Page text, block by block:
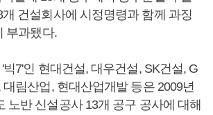
건설회사에 시정명령과 함께 과징
부과됐다.
7'인 현대건설, 대우건설, SK건설, G
림산업, 현대산업개발 등은 2009년
노반 신설공사 13개 공구 공사에 대해